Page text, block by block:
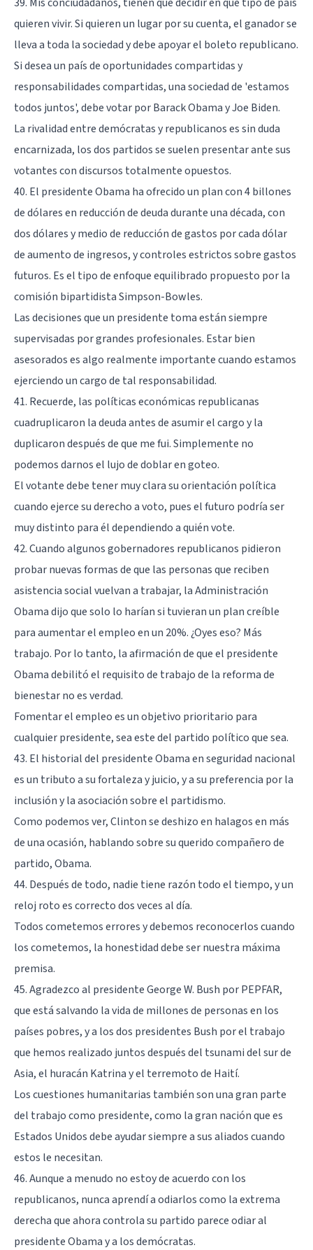
quieren vivir. Si quieren un lugar por su cuenta, el ganador se
lleva a toda la sociedad y debe apoyar el boleto republicano.
Si desea un país de oportunidades compartidas y
responsabilidades compartidas, una sociedad de 'estamos
todos juntos', debe votar por Barack Obama y Joe Biden.
La rivalidad entre demócratas y republicanos es sin duda
encarnizada, los dos partidos se suelen presentar ante sus
votantes con discursos totalmente opuestos.
40. El presidente Obama ha ofrecido un plan con 4 billones
de dólares en reducción de deuda durante una década, con
dos dólares y medio de reducción de gastos por cada dólar
de aumento de ingresos, y controles estrictos sobre gastos
futuros. Es el tipo de enfoque equilibrado propuesto por la
comisión bipartidista Simpson-Bowles.
Las decisiones que un presidente toma están siempre
supervisadas por grandes profesionales. Estar bien
asesorados es algo realmente importante cuando estamos
ejerciendo un cargo de tal responsabilidad.
41. Recuerde, las políticas económicas republicanas
cuadruplicaron la deuda antes de asumir el cargo y la
duplicaron después de que me fui. Simplemente no
podemos darnos el lujo de doblar en goteo.
El votante debe tener muy clara su orientación política
cuando ejerce su derecho a voto, pues el futuro podría ser
muy distinto para él dependiendo a quién vote.
42. Cuando algunos gobernadores republicanos pidieron
probar nuevas formas de que las personas que reciben
asistencia social vuelvan a trabajar, la Administración
Obama dijo que solo lo harían si tuvieran un plan creíble
para aumentar el empleo en un 20%. ¿Oyes eso? Más
trabajo. Por lo tanto, la afirmación de que el presidente
Obama debilitó el requisito de trabajo de la reforma de
bienestar no es verdad.
Fomentar el empleo es un objetivo prioritario para
cualquier presidente, sea este del partido político que sea.
43. El historial del presidente Obama en seguridad nacional
es un tributo a su fortaleza y juicio, y a su preferencia por la
inclusión y la asociación sobre el partidismo.
Como podemos ver, Clinton se deshizo en halagos en más
de una ocasión, hablando sobre su querido compañero de
partido, Obama.
44. Después de todo, nadie tiene razón todo el tiempo, y un
reloj roto es correcto dos veces al día.
Todos cometemos errores y debemos reconocerlos cuando
los cometemos, la honestidad debe ser nuestra máxima
premisa.
45. Agradezco al presidente George W. Bush por PEPFAR,
que está salvando la vida de millones de personas en los
países pobres, y a los dos presidentes Bush por el trabajo
que hemos realizado juntos después del tsunami del sur de
Asia, el huracán Katrina y el terremoto de Haití.
Los cuestiones humanitarias también son una gran parte
del trabajo como presidente, como la gran nación que es
Estados Unidos debe ayudar siempre a sus aliados cuando
estos le necesitan.
46. Aunque a menudo no estoy de acuerdo con los
republicanos, nunca aprendí a odiarlos como la extrema
derecha que ahora controla su partido parece odiar al
presidente Obama y a los demócratas.